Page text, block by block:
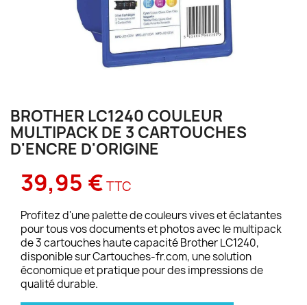
BROTHER LC1240 COULEUR
MULTIPACK DE 3 CARTOUCHES
D'ENCRE D'ORIGINE
39,95 € TTC
Profitez d'une palette de couleurs vives et éclatantes
pour tous vos documents et photos avec le multipack
de 3 cartouches haute capacité Brother LC1240,
disponible sur Cartouches-fr.com, une solution
économique et pratique pour des impressions de
qualité durable.